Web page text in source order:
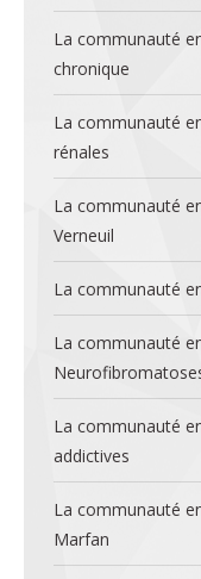
La communauté
chronique
La communauté
rénales
La communauté
Verneuil
La communauté
La communauté
La communauté
addictives
La communauté
Marfan